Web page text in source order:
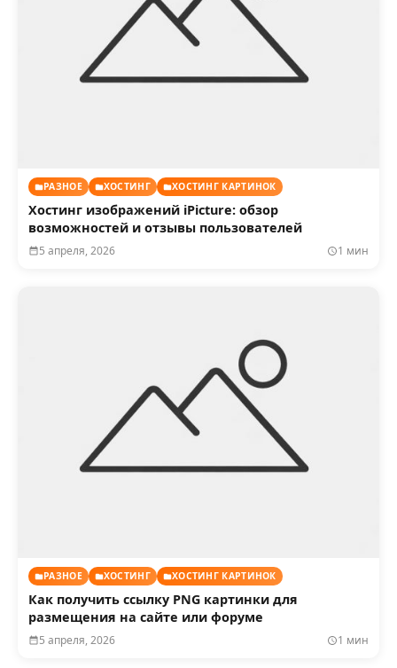
РАЗНОЕ ХОСТИНГ ХОСТИНГ КАРТИНОК
Хостинг изображений iPicture: обзор
возможностей и отзывы пользователей
5 апреля, 2026 1 мин
РАЗНОЕ ХОСТИНГ ХОСТИНГ КАРТИНОК
Как получить ссылку PNG картинки для
размещения на сайте или форуме
5 апреля, 2026 1 мин